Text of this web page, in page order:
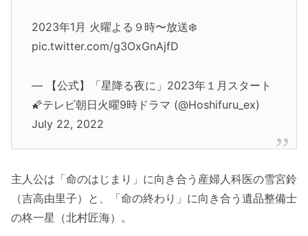
2023年1月 火曜よる９時〜放送❄️
pic.twitter.com/g3OxGnAjfD
— 【公式】「星降る夜に」2023年１月スタート
🌠テレビ朝日火曜9時ドラマ (@Hoshifuru_ex)
July 22, 2022
主人公は「命のはじまり」に向き合う産婦人科医の雪宮鈴
（吉高由里子）と、「命の終わり」に向き合う遺品整備士
の柊一星（北村匠海）。